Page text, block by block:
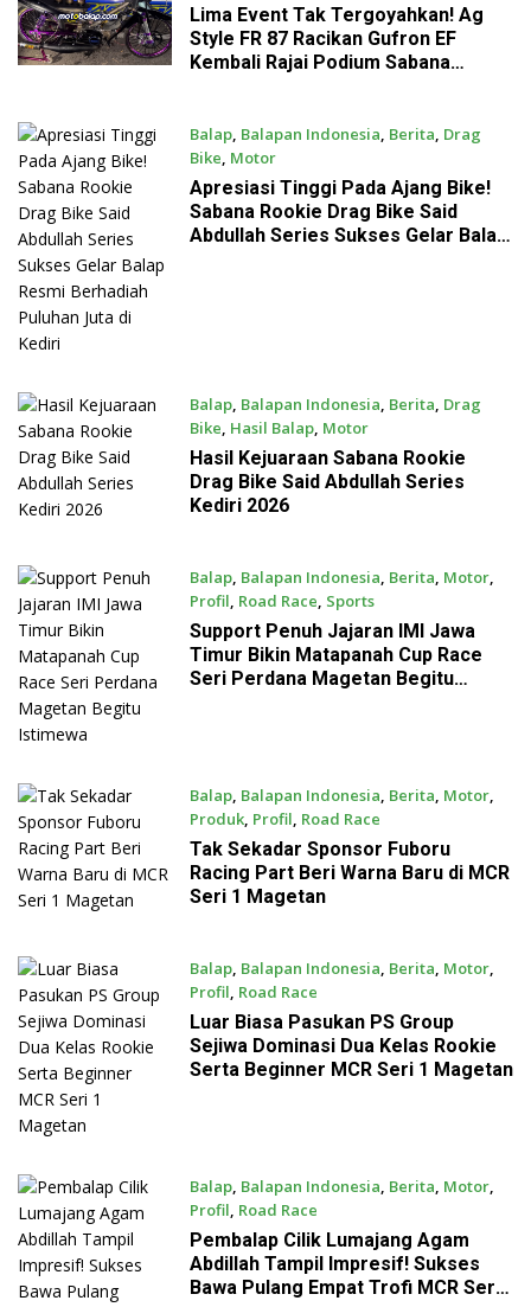
July 26, 2026
Lima Event Tak Tergoyahkan! Ag
Style FR 87 Racikan Gufron EF
Kembali Rajai Podium Sabana
Balap, Balapan Indonesia, Berita, Drag
Bike, Motor
July 26, 2026
Apresiasi Tinggi Pada Ajang Bike!
Sabana Rookie Drag Bike Said
Abdullah Series Sukses Gelar Balap
Balap, Balapan Indonesia, Berita, Drag
Bike, Hasil Balap, Motor
July 26, 2026
Hasil Kejuaraan Sabana Rookie
Drag Bike Said Abdullah Series
Kediri 2026
Balap, Balapan Indonesia, Berita, Motor,
Profil, Road Race, Sports
July 22, 2026
Support Penuh Jajaran IMI Jawa
Timur Bikin Matapanah Cup Race
Seri Perdana Magetan Begitu
Balap, Balapan Indonesia, Berita, Motor,
Produk, Profil, Road Race
July 21, 2026
Tak Sekadar Sponsor Fuboru
Racing Part Beri Warna Baru di MCR
Seri 1 Magetan
Balap, Balapan Indonesia, Berita, Motor,
Profil, Road Race
July 21, 2026
Luar Biasa Pasukan PS Group
Sejiwa Dominasi Dua Kelas Rookie
Serta Beginner MCR Seri 1 Magetan
Balap, Balapan Indonesia, Berita, Motor,
Profil, Road Race
July 21, 2026
Pembalap Cilik Lumajang Agam
Abdillah Tampil Impresif! Sukses
Bawa Pulang Empat Trofi MCR Seri